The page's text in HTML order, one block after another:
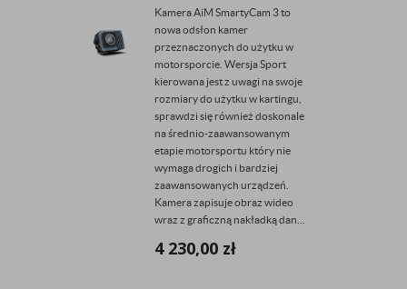
Kamera AiM SmartyCam 3 to
nowa odsłon kamer
przeznaczonych do użytku w
motorsporcie. Wersja Sport
kierowana jest z uwagi na swoje
rozmiary do użytku w kartingu,
sprawdzi się również doskonale
na średnio-zaawansowanym
etapie motorsportu który nie
wymaga drogich i bardziej
zaawansowanych urządzeń.
Kamera zapisuje obraz wideo
wraz z graficzną nakładką dan...
4 230,00 zł